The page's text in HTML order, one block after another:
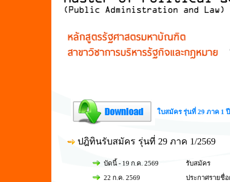
ใบสมัคร รุ่นที่ 29 ภาค 1
ปฎิทินรับสมัคร รุ่นที่ 29 ภาค 1/2569
บัดนี้ - 19 ก.ค. 2569
รับสมัคร
22 ก.ค. 2569
ประกาศรายชื่